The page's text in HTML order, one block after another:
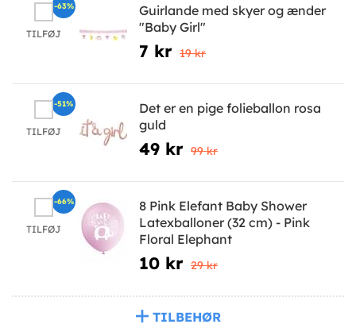
TILFØJ
Guirlande med skyer og ænder
"Baby Girl"
7 kr 19 kr
-63%
TILFØJ
Det er en pige folieballon rosa
guld
49 kr 99 kr
-51%
TILFØJ
8 Pink Elefant Baby Shower
Latexballoner (32 cm) - Pink
Floral Elephant
10 kr 29 kr
-66%
TILBEHØR